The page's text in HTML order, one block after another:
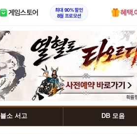
게임스토어
최대 90% 할인
8월 프로모션
혜택.
블소 서고 DB 모음